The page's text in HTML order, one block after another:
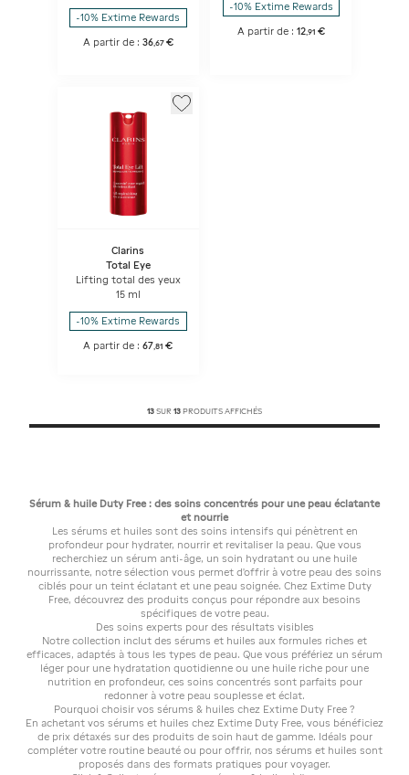
-10% Extime Rewards
A partir de : 36, 67 €
-10% Extime Rewards
A partir de : 12, 91 €
Clarins
Total Eye
Lifting total des yeux
15 ml
-10% Extime Rewards
A partir de :67 ,81 €
13 SUR 13 PRODUITS AFFICHÉS
Sérum & huile Duty Free : des soins concentrés pour une peau éclatante
et nourrie
Les sérums et huiles sont des soins intensifs qui pénètrent en
profondeur pour hydrater, nourrir et revitaliser la peau. Que vous
recherchiez un sérum anti-âge, un soin hydratant ou une huile
nourrissante, notre sélection vous permet d'offrir à votre peau des soins
ciblés pour un teint éclatant et une peau soignée. Chez Extime Duty
Free, découvrez des produits conçus pour répondre aux besoins
spécifiques de votre peau.
Des soins experts pour des résultats visibles
Notre collection inclut des sérums et huiles aux formules riches et
efficaces, adaptés à tous les types de peau. Que vous préfériez un sérum
léger pour une hydratation quotidienne ou une huile riche pour une
nutrition en profondeur, ces soins concentrés sont parfaits pour
redonner à votre peau souplesse et éclat.
Pourquoi choisir vos sérums & huiles chez Extime Duty Free ?
En achetant vos sérums et huiles chez Extime Duty Free, vous bénéficiez
de prix détaxés sur des produits de soin haut de gamme. Idéals pour
compléter votre routine beauté ou pour offrir, nos sérums et huiles sont
proposés dans des formats pratiques pour voyager.